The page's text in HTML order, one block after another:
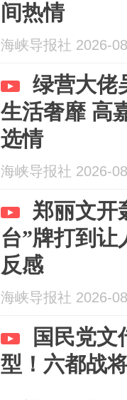
间热情
海峡导报社 2026-
绿营大佬
生活奢靡 高
选情
海峡导报社 2026-
郑丽文开
台”牌打到让
反感
海峡导报社 2026-
国民党文
型！六都战